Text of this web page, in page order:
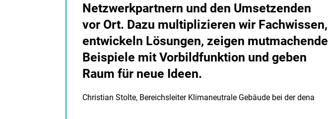
Netzwerkpartnern und den Umsetzenden
vor Ort. Dazu multiplizieren wir Fachwissen,
entwickeln Lösungen, zeigen mutmachende
Beispiele mit Vorbildfunktion und geben
Raum für neue Ideen.
Christian Stolte, Bereichsleiter Klimaneutrale Gebäude bei der dena